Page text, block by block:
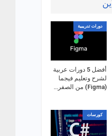
دورات تدريبية
أفضل 5 دورات عربية
لشرح وتعليم فيجما
(Figma) من الصفر…
كورسات